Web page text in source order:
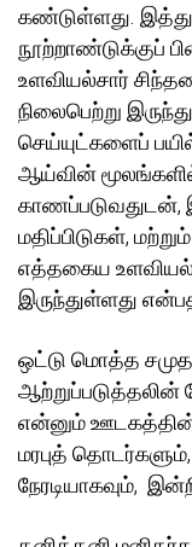
கண்டுள்ளது.
நூற்றாண்டுக்குப்
உளவியல்சார்
நிலைபெற்று
செய்யுட்களைப்
ஆய்வின்
மதிப்பிடுகள்,
எத்தகைய உளவியல்
இருந்துள்ளது
ஒட்டு மொத்த
என்னும் ஊடகத்தின்
மரபுத்
நேரடியாகவும்,